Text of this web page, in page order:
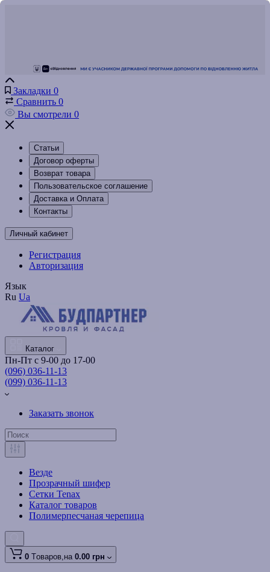
Закладки 0
Сравнить 0
Вы смотрели 0
Статьи
Договор оферты
Возврат товара
Пользовательское соглашение
Доставка и Оплата
Контакты
Личный кабинет
Регистрация
Авторизация
Язык
Ru Ua
Каталог
Пн-Пт с 9-00 до 17-00
(096) 036-11-13
(099) 036-11-13
Заказать звонок
Везде
Прозрачный шифер
Сетки Tenax
Каталог товаров
Полимерпесчаная черепица
0 Tоваров,на 0.00 грн